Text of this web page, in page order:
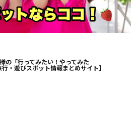
の「行ってみたい！やってみた
・遊びスポット情報まとめサイト】